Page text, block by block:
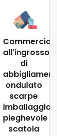
Commercio
all'ingrosso
di
ondulato
scarpe
imballaggio
pieghevole
scatola